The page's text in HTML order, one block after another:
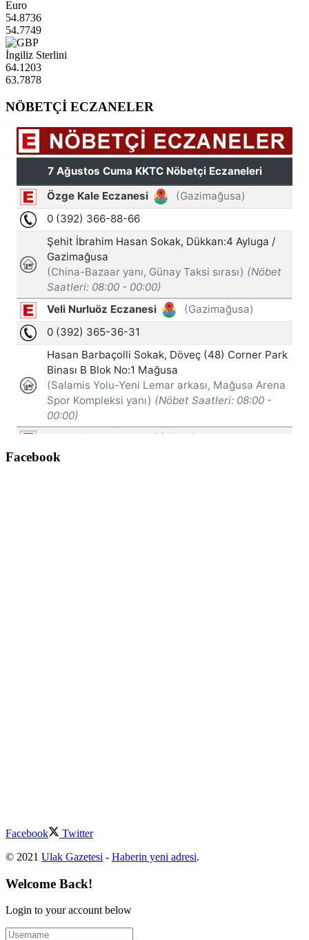
Euro
54.8736
54.7749
İngiliz Sterlini
64.1203
63.7878
NÖBETÇİ ECZANELER
Facebook
Facebook
Twitter
© 2021 Ulak Gazetesi - Haberin yeni adresi.
Welcome Back!
Login to your account below